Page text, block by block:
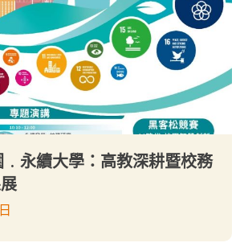
永續大學：高教深耕暨校務